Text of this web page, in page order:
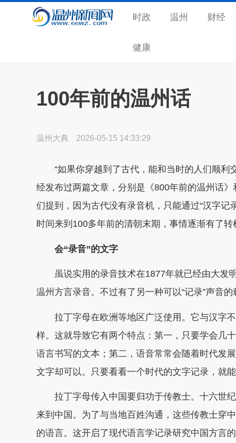
时政 温州 财经
健康
100年前的温州话
温州大典 2026-05-15 14:33:29
“如果你穿越到了古代，能和当时的人们顺利
经发布过两篇文章，分别是《800年前的温州话
们提到，因为古代没有录音机，只能通过“汉字记
时间来到100多年前的清朝末期，事情逐渐有了转
会“录音”的文字
虽说实用的录音技术在1877年就已经由大发
温州方言录音。不过有了另一种可以“记录”声音的
拉丁字母在欧洲等地区广泛使用。它与汉字
样。这就导致它有两个特点：第一，只要学会几
语言书写的文本；第二，语音常常会随着时代发
文字却可以。只要看看一个时代的文字记录，就能
拉丁字母传入中国要归功于传教士。十六世
来到中国。为了与当地百姓沟通，这些传教士穿
的语言。这开启了现代语言学记录研究中国方言的